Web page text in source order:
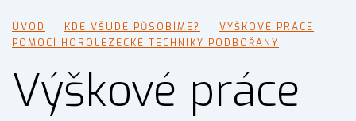
ÚVOD → KDE VŠUDE PŮSOBÍME? → VÝŠKOVÉ PRÁCE
POMOCÍ HOROLEZECKÉ TECHNIKY PODBOŘANY
Výškové práce